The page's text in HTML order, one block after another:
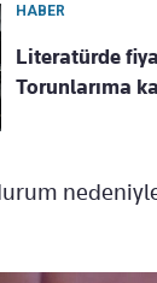
HABER
Literatürde
Torunlarıma